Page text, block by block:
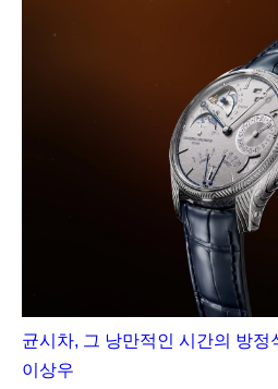
균시차, 그 낭만적인 시간의 방정
이상우